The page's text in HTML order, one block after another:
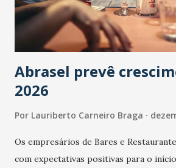
Abrasel prevê
2026
Por Lauriberto Carneiro Braga
Os empresários de Bares e
com expectativas positivas para o